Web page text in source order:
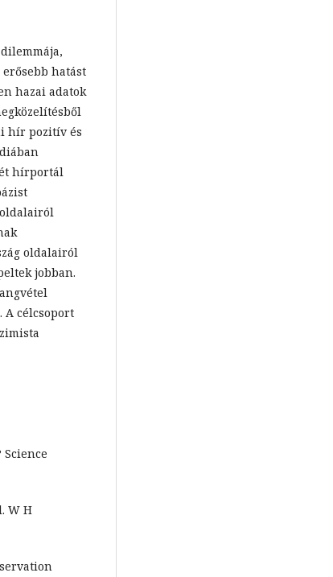
hatást
hazai adatok
hír pozitív és
hírportál
oldalairól
jobban.
A célcsoport
W H